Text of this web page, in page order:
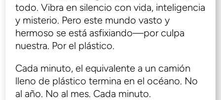
todo. Vibra en silencio con vida, inteligencia
y misterio. Pero este mundo vasto y
hermoso se está asfixiando—por culpa
nuestra. Por el plástico.
Cada minuto, el equivalente a un camión
lleno de plástico termina en el océano. No
al año. No al mes. Cada minuto.